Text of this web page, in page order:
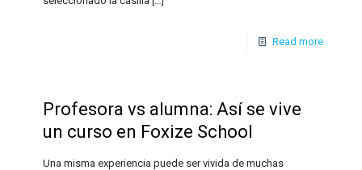
Read more
Profesora vs alumna: Así se vive
un curso en Foxize School
Una misma experiencia puede ser vivida de muchas